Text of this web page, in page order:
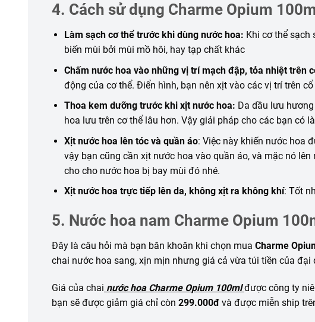
4. Cách sử dụng Charme Opium
Làm sạch cơ thể trước khi dùng nước hoa: Khi cơ thể sạch
biến mùi bởi mùi mồ hôi, hay tạp chất khác
Chấm nước hoa vào nhữngvị trí mạch đập, tỏa nhiệt trên
động của cơ thể. Điển hình, bạn nên xịt vào các vị trí trên
Thoa kem dưỡng trước khi xịt nước hoa: Da dầu lưu
hoa lưu trên cơ thể lâu hơn. Vậy giải pháp cho các bạn có
Xịt nước hoa lên tóc và quần áo: Việc này khiến nước hoa
vậy bạn cũng cần xịt nước hoa vào quần áo, và mặc nó
cho cho nước hoa bị bay mùi đónhé.
Xịt nước hoa trực tiếp lên da, không xịt ra không khí: Tốt
5. Nước hoa nam Charme Opium
Đây là câu hỏi mà bạn băn khoăn khi chọn mua Charme
chai nước hoa sang, xịn mịn nhưng giá cả vừa túi tiền của đại
Giá của chai nước hoa Charme Opium 100mlđược công ty
bạn sẽ được giảm giá chỉ còn 299.000đ và được miễn ship